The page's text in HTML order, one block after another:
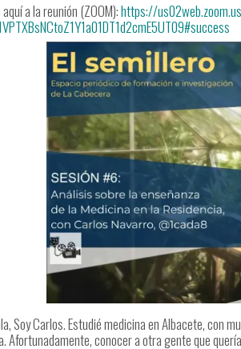
a la reunión (ZOOM):https://
Soy Carlos. Estudié medicina en Albacete, con
Afortunadamente, conocer a otra gente que